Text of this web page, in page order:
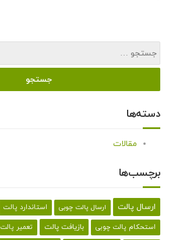
دسته‌ها
مقالات
برچسب‌ها
ارسال پالت ارسال پالت چوبی استاندارد پالت
استحکام پالت چوبی بازیافت پالت تعمیر پالت